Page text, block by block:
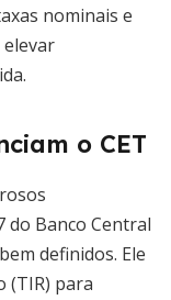
nominais e
o CET
do Banco Central
definidos. Ele
(TIR) para